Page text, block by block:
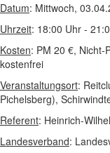
Datum: Mittwoch,
Uhrzeit: 18:00 Uhr -
Kosten: PM 20 €, Nicht-
kostenfrei
Veranstaltungsort:
Pichelsberg),
Referent: Heinrich-
Landesverband: